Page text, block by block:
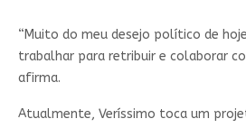
“Muito do meu desejo político de
trabalhar para retribuir e colaborar
afirma.
Atualmente, Veríssimo toca um